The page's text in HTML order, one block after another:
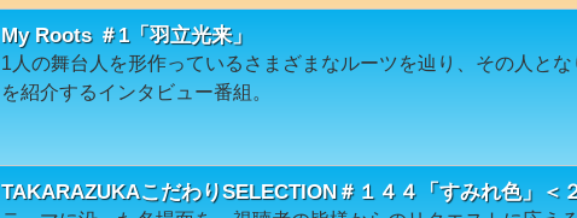
My Roots ＃1「羽立光来」
1人の舞台人を形作っているさまざまなルーツを辿り、その人とな
を紹介するインタビュー番組。
TAKARAZUKAこだわりSELECTION＃１４４「すみれ色」＜